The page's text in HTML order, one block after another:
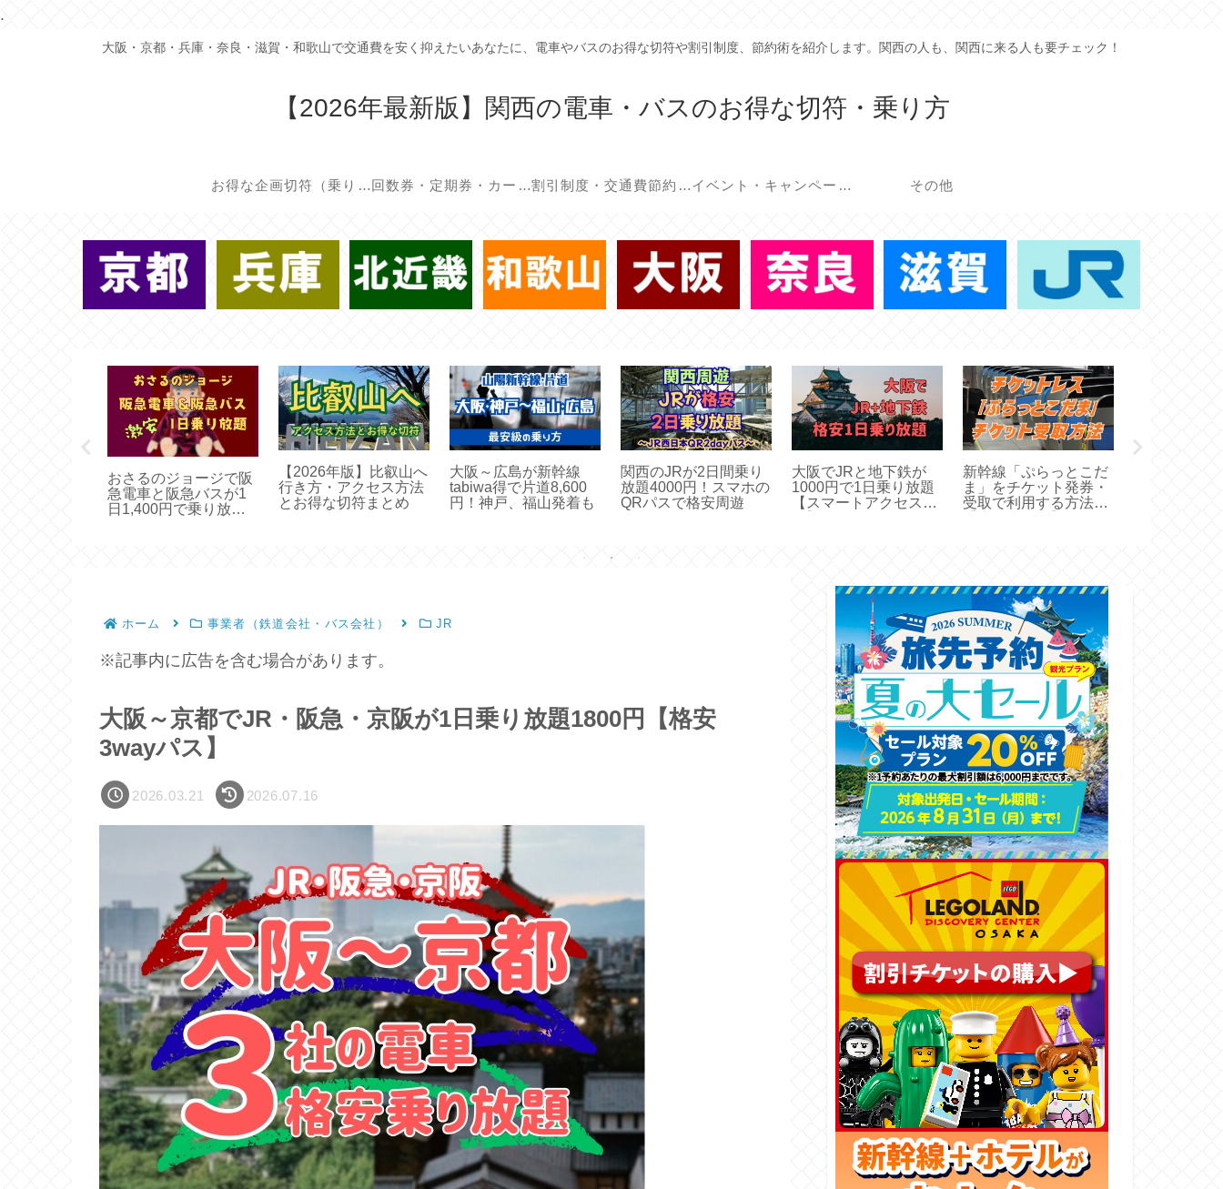
.
大阪・京都・兵庫・奈良・滋賀・和歌山で交通費を安く抑えたいあなたに、電車やバスのお得な切符や割引制度、節約術を紹介します。関西の人も、関西に来る人も要チェック！
【2026年最新版】関西の電車・バスのお得な切符・乗り方
お得な企画切符（乗り放題/割引切符） 回数券・定期券・カード 割引制度・交通費節約術 イベント・キャンペーン その他
おさるのジョージで阪
急電車と阪急バスが1
日1,400円で乗り放題
【2026年版】比叡山へ
行き方・アクセス方法
とお得な切符まとめ
大阪～広島が新幹線
tabiwa得で片道8,600
円！神戸、福山発着も
関西のJRが2日間乗り
放題4000円！スマホの
QRパスで格安周遊
大阪でJRと地下鉄が
1000円で1日乗り放題
【スマートアクセスパ
新幹線「ぷらっとこだ
ま」をチケット発券・
受取で利用する方法
ホーム 事業者（鉄道会社・バス会社） JR
※記事内に広告を含む場合があります。
大阪～京都でJR・阪急・京阪が1日乗り放題1800円【格安
3wayパス】
2026.03.21 2026.07.16